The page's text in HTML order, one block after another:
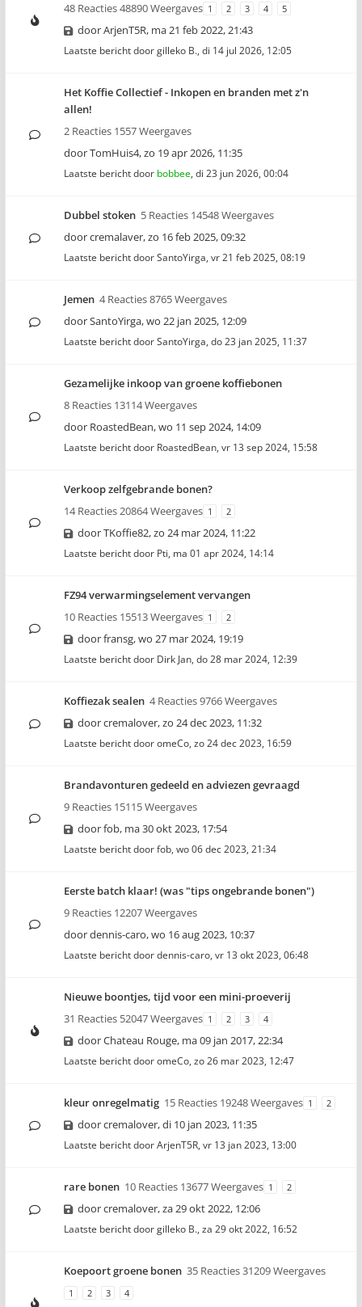
48 Reacties 48890 Weergaves 1 2 3 4 5
doorArjenT5R, ma 21 feb 2022, 21:43
Laatste bericht doorgilleko B., di 14 jul 2026, 12:05
Het Koffie Collectief - Inkopen en branden met z'n
allen!
2 Reacties 1557 Weergaves
doorTomHuis4,zo 19 apr 2026, 11:35
Laatste bericht door bobbee, di 23 jun 2026, 00:04
Dubbel stoken 5 Reacties 14548 Weergaves
doorcremalaver,zo 16 feb 2025, 09:32
Laatste bericht doorSantoYirga, vr 21 feb 2025, 08:19
Jemen 4 Reacties 8765 Weergaves
doorSantoYirga,wo 22 jan 2025, 12:09
Laatste bericht doorSantoYirga, do 23 jan 2025, 11:37
Gezamelijke inkoop van groene koffiebonen
8 Reacties 13114 Weergaves
door RoastedBean,wo 11 sep 2024, 14:09
Laatste bericht door RoastedBean, vr 13 sep 2024, 15:58
Verkoop zelfgebrande bonen?
14 Reacties 20864 Weergaves 1 2
doorTKoffie82,zo 24 mar 2024, 11:22
Laatste bericht door Pti, ma 01 apr 2024, 14:14
FZ94 verwarmingselement vervangen
10 Reacties 15513 Weergaves 1 2
doorfransg,wo 27 mar 2024, 19:19
Laatste bericht door Dirk Jan, do 28 mar 2024, 12:39
Koffiezak sealen 4 Reacties 9766 Weergaves
doorcremalover,zo 24 dec 2023, 11:32
Laatste bericht dooromeCo, zo 24 dec 2023, 16:59
Brandavonturen gedeeld en adviezen gevraagd
9 Reacties 15115 Weergaves
doorfob, ma 30 okt 2023, 17:54
Laatste bericht doorfob, wo 06 dec 2023, 21:34
Eerste batch klaar! (was "tips ongebrande bonen")
9 Reacties 12207 Weergaves
doordennis-caro,wo 16 aug 2023, 10:37
Laatste bericht doordennis-caro, vr 13 okt 2023, 06:48
Nieuwe boontjes, tijd voor een mini-proeverij
31 Reacties 52047 Weergaves 1 2 3 4
doorChateau Rouge, ma 09 jan 2017, 22:34
Laatste bericht dooromeCo, zo 26 mar 2023, 12:47
kleur onregelmatig 15 Reacties 19248 Weergaves 1 2
doorcremalover,di 10 jan 2023, 11:35
Laatste bericht doorArjenT5R, vr 13 jan 2023, 13:00
rare bonen 10 Reacties 13677 Weergaves 1 2
doorcremalover,za 29 okt 2022, 12:06
Laatste bericht doorgilleko B., za 29 okt 2022, 16:52
Koepoort groene bonen 35 Reacties 31209 Weergaves
1 2 3 4